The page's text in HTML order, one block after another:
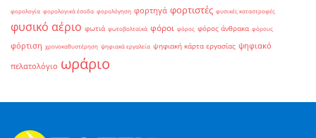
φορολογία φορολογικά έσοδα φορολόγηση φορτηγά φορτιστές φυσικές καταστροφές
φυσικό αέριο φωτιά φωτοβολταϊκά φόροι φόρος φόρος άνθρακα φόρους
φόρτιση χρονοκαθυστέρηση ψηφιακά εργαλεία ψηφιακή κάρτα εργασίας ψηφιακό
πελατολόγιο ωράριο